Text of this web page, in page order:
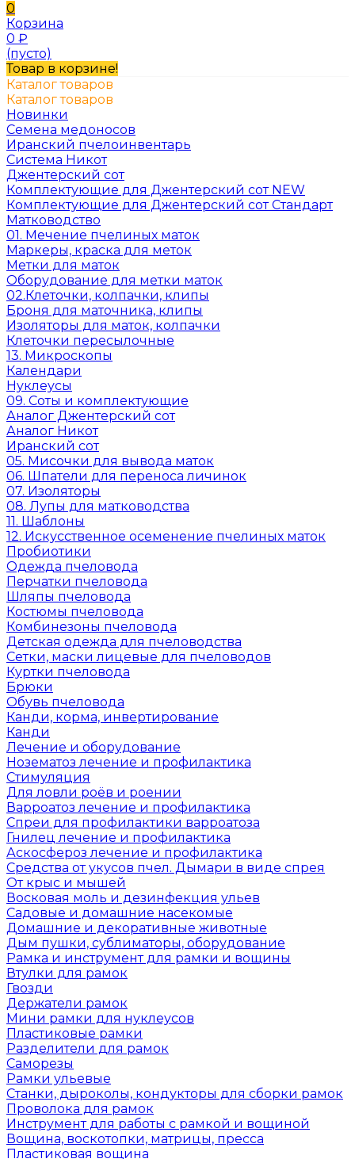
0
Корзина
0 ₽
(пусто)
Товар в корзине!
Каталог товаров
Каталог товаров
Новинки
Семена медоносов
Иранский пчелоинвентарь
Система Никот
Джентерский сот
Комплектующие для Джентерский сот NEW
Комплектующие для Джентерский сот Стандарт
Матководство
01. Мечение пчелиных маток
Маркеры, краска для меток
Метки для маток
Оборудование для метки маток
02.Клеточки, колпачки, клипы
Броня для маточника, клипы
Изоляторы для маток, колпачки
Клеточки пересылочные
13. Микроскопы
Календари
Нуклеусы
09. Соты и комплектующие
Аналог Джентерский сот
Аналог Никот
Иранский сот
05. Мисочки для вывода маток
06. Шпатели для переноса личинок
07. Изоляторы
08. Лупы для матководства
11. Шаблоны
12. Искусственное осеменение пчелиных маток
Пробиотики
Одежда пчеловода
Перчатки пчеловода
Шляпы пчеловода
Костюмы пчеловода
Комбинезоны пчеловода
Детская одежда для пчеловодства
Сетки, маски лицевые для пчеловодов
Куртки пчеловода
Брюки
Обувь пчеловода
Канди, корма, инвертирование
Канди
Лечение и оборудование
Нозематоз лечение и профилактика
Стимуляция
Для ловли роёв и роении
Варроатоз лечение и профилактика
Спреи для профилактики варроатоза
Гнилец лечение и профилактика
Аскосфероз лечение и профилактика
Средства от укусов пчел. Дымари в виде спрея
От крыс и мышей
Восковая моль и дезинфекция ульев
Садовые и домашние насекомые
Домашние и декоративные животные
Дым пушки, сублиматоры, оборудование
Рамка и инструмент для рамки и вощины
Втулки для рамок
Гвозди
Держатели рамок
Мини рамки для нуклеусов
Пластиковые рамки
Разделители для рамок
Саморезы
Рамки ульевые
Станки, дыроколы, кондукторы для сборки рамок
Проволока для рамок
Инструмент для работы с рамкой и вощиной
Вощина, воскотопки, матрицы, пресса
Пластиковая вощина